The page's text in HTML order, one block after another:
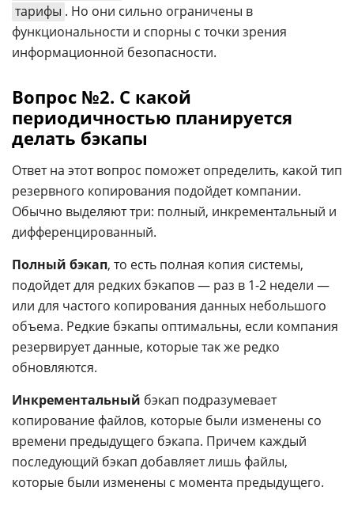
тарифы . Но они сильно ограничены в
функциональности и спорны с точки зрения
информационной безопасности.
Вопрос №2. С какой
периодичностью планируется
делать бэкапы
Ответ на этот вопрос поможет определить, какой тип
резервного копирования подойдет компании.
Обычно выделяют три: полный, инкрементальный и
дифференцированный.
Полный бэкап, то есть полная копия системы,
подойдет для редких бэкапов — раз в 1-2 недели —
или для частого копирования данных небольшого
объема. Редкие бэкапы оптимальны, если компания
резервирует данные, которые так же редко
обновляются.
Инкрементальный бэкап подразумевает
копирование файлов, которые были изменены со
времени предыдущего бэкапа. Причем каждый
последующий бэкап добавляет лишь файлы,
которые были изменены с момента предыдущего.